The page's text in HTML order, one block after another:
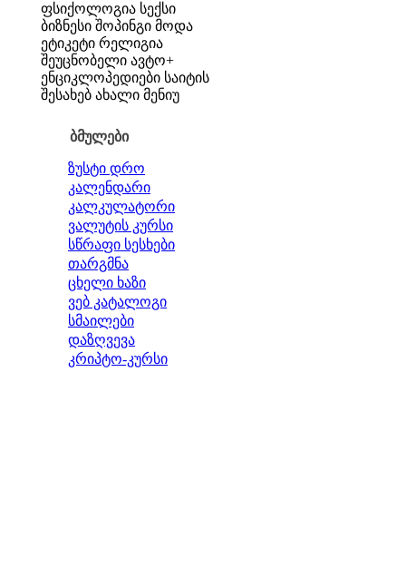
ფსიქოლოგია სექსი
ბიზნესი შოპინგი მოდა
ეტიკეტი რელიგია
შეუცნობელი ავტო+
ენციკლოპედიები საიტის
შესახებ ახალი მენიუ
ბმულები
ზუსტი დრო
კალენდარი
კალკულატორი
ვალუტის კურსი
სწრაფი სესხები
თარგმნა
ცხელი ხაზი
ვებ კატალოგი
სმაილები
დაზღვევა
კრიპტო-კურსი